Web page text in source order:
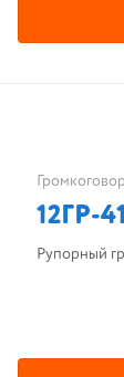
12ГР-41
Рупорный